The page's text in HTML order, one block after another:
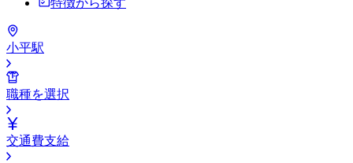
小平駅
職種を選択
交通費支給